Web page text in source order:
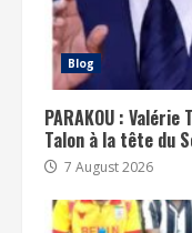
Blog
PARAKOU :
Talon à la tête du
7 August 2026